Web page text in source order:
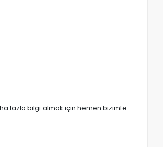
fazla bilgi almak için hemen bizimle